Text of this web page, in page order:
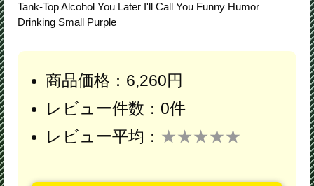
Tank-Top Alcohol You Later I'll Call You Funny Humor
Drinking Small Purple
商品価格：6,260円
レビュー件数：0件
レビュー平均： ★★★★★